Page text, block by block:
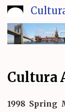
Skip
to
main
content
Search
form
Cultura
1998 Spring